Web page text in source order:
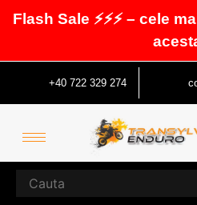
Flash Sale ⚡⚡⚡ – cele
+40 722 329 274